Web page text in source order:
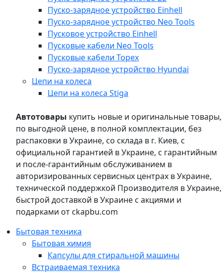
Пуско-зарядное устройство Einhell
Пуско-зарядное устройство Neo Tools
Пусковое устройство Einhell
Пусковые кабели Neo Tools
Пусковые кабели Topex
Пуско-зарядное устройство Hyundai
Цепи на колеса
Цепи на колеса Stiga
Автотовары купить новые и оригинальные товары,
по выгодной цене, в полной комплектации, без
распаковки в Украине, со склада в г. Киев, с
официальной гарантией в Украине, с гарантийным
и после-гарантийным обслуживанием в
авторизированных сервисных центрах в Украине,
технической поддержкой Производителя в Украине,
быстрой доставкой в Украине с акциями и
подарками от ckapbu.com
Бытовая техника
Бытовая химия
Капсулы для стиральной машины
Встраиваемая техника